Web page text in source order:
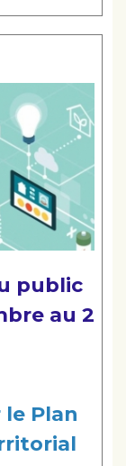
public
au 2
Plan